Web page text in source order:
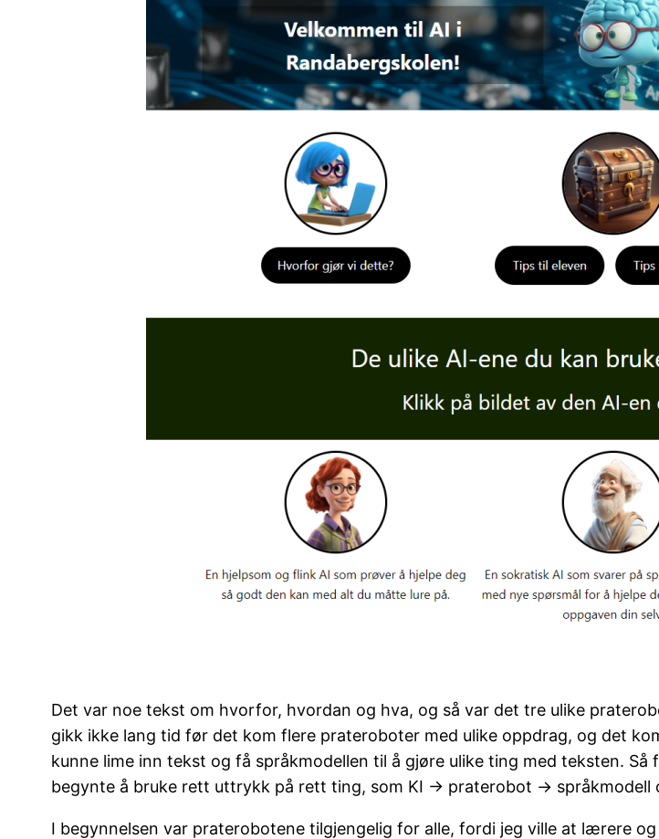
Det var noe tekst om hvorfor, hvordan og hva, og så var det tre ulike
gikk ikke lang tid før det kom flere prateroboter med ulike oppdrag, og det
kunne lime inn tekst og få språkmodellen til å gjøre ulike ting med teksten.
begynte å bruke rett uttrykk på rett ting, som KI → praterobot → språkmodell
I begynnelsen var praterobotene tilgjengelig for alle, fordi jeg ville at lærere